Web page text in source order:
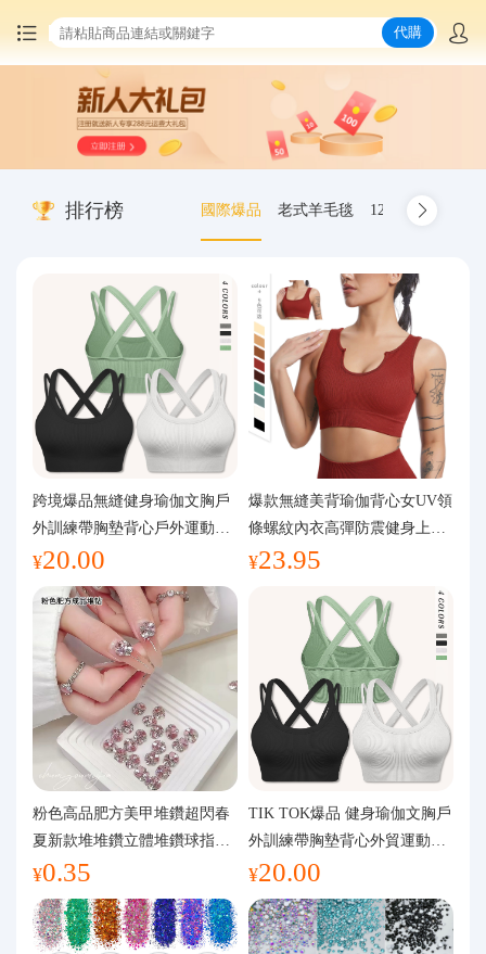
中國商品代購
集運服務
最新公告
物流資訊
代購問答
關於我們
代購
排行榜 國際爆品 老式羊毛毯 12.00-20 truck
跨境爆品無縫健身瑜伽文胸戶
外訓練帶胸墊背心戶外運動瑜
伽服女
¥20.00
爆款無縫美背瑜伽背心女UV領
條螺紋內衣高彈防震健身上裝
運動文胸
¥23.95
粉色高品肥方美甲堆鑽超閃春
夏新款堆堆鑽立體堆鑽球指甲
裝飾品
¥0.35
TIK TOK爆品 健身瑜伽文胸戶
外訓練帶胸墊背心外貿運動瑜
伽服女
¥20.00